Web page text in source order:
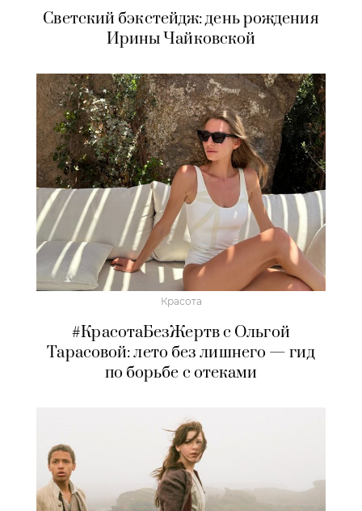
Светский бэкстейдж: день рождения
Ирины Чайковской
Красота
#КрасотаБезЖертв с Ольгой
Тарасовой: лето без лишнего — гид
по борьбе с отеками